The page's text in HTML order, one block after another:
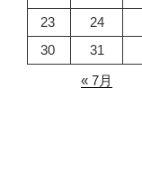
23
24
30
31
« 7月